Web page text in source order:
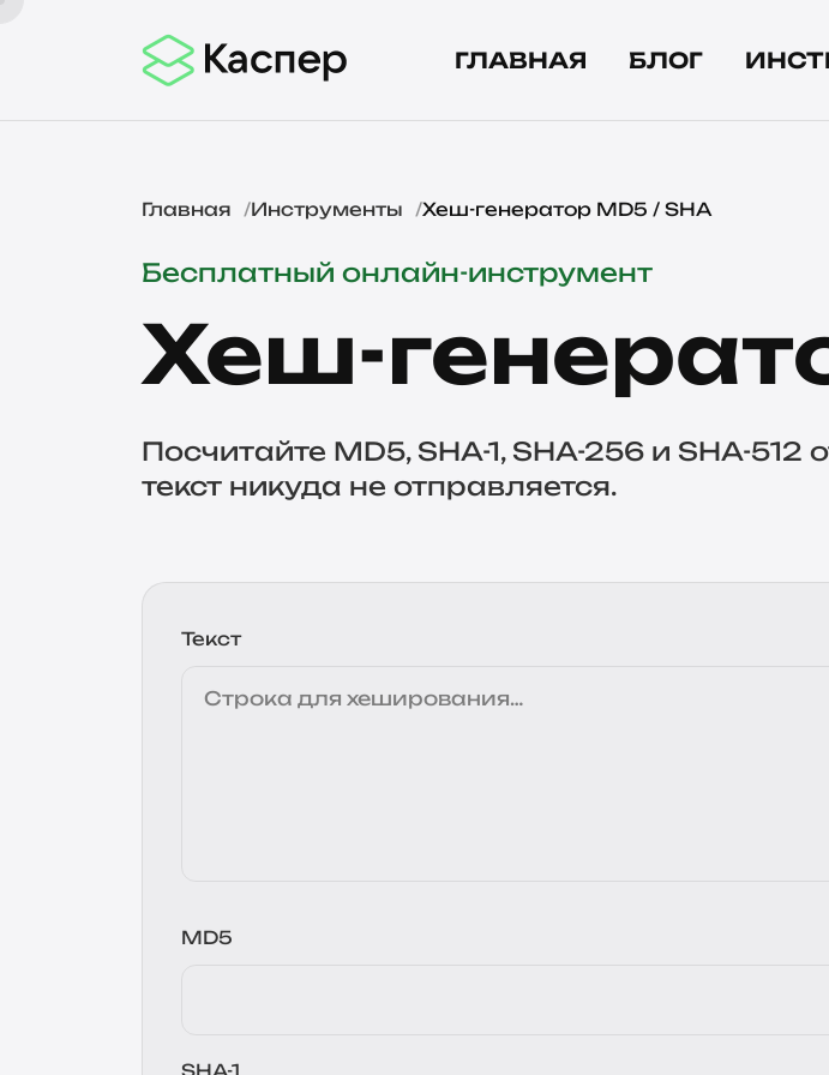
ГЛАВНАЯ БЛОГ
Главная Инструменты Хеш-генератор MD5 / SHA
Бесплатный онлайн-инструмент
Хеш-
Посчитайте MD5, SHA-1, SHA-256 и SHA-
текст никуда не отправляется.
Текст
MD5